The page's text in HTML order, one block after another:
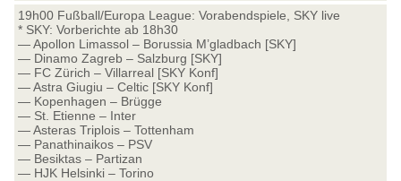
19h00 Fußball/Europa League: Vorabendspiele, SKY live
* SKY: Vorberichte ab 18h30
— Apollon Limassol – Borussia M’gladbach [SKY]
— Dinamo Zagreb – Salzburg [SKY]
— FC Zürich – Villarreal [SKY Konf]
— Astra Giugiu – Celtic [SKY Konf]
— Kopenhagen – Brügge
— St. Etienne – Inter
— Asteras Triplois – Tottenham
— Panathinaikos – PSV
— Besiktas – Partizan
— HJK Helsinki – Torino